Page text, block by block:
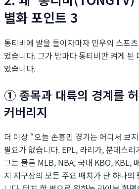
별화 포인트 3
통티비에 발을 들이자마자 민우의 스포
었습니다. 그가 밤마다 통티비만 켜게 된
었습니다.
① 종목과 대륙의 경계를
커버리지
더 이상 “오늘 손흥민 경기는 어디서 보
필요가 없습니다. EPL, 라리가, 분데스리
그는 물론 MLB, NBA, 국내 KBO, KBL,
지 지구상의 모든 주요 매치가 단 하나의